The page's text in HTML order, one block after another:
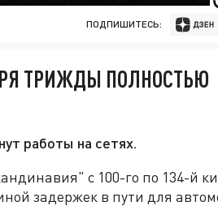
ПОДПИШИТЕСЬ:
ТРИЖДЫ ПОЛНОСТЬЮ
работы на сетях.
с 100-го по 134-й
задержек в пути для